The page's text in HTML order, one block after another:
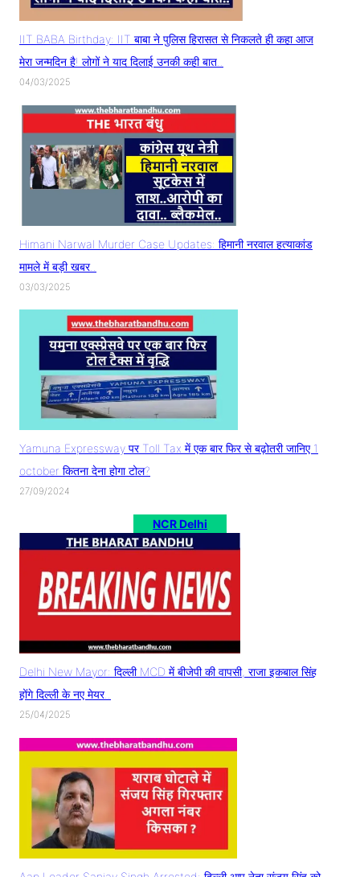
IIT BABA Birthday: IIT बाबा ने पुलिस हिरासत से निकलते ही कहा आज
मेरा जन्मदिन है! लोगों ने याद दिलाई उनकी कही बात..
04/03/2025
Himani Narwal Murder Case Updates: हिमानी नरवाल हत्याकांड
मामले में बड़ी खबर..
03/03/2025
Yamuna Expressway पर Toll Tax में एक बार फिर से बढ़ोतरी जानिए 1
october कितना देना होगा टोल?
27/09/2024
NCR Delhi
Delhi New Mayor: दिल्ली MCD में बीजेपी की वापसी, राजा इकबाल सिंह
होंगे दिल्ली के नए मेयर..
25/04/2025